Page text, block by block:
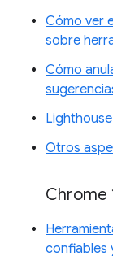
Cómo ver
sobre
Cómo
Otros
Chrome
confiables